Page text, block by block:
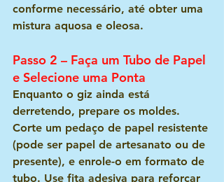
conforme necessário, até obter uma
mistura aquosa e oleosa.
Passo 2 – Faça um Tubo de Papel
e Selecione uma Ponta
Enquanto o giz ainda está
derretendo, prepare os moldes.
Corte um pedaço de papel resistente
(pode ser papel de artesanato ou de
presente), e enrole-o em formato de
tubo. Use fita adesiva para reforçar